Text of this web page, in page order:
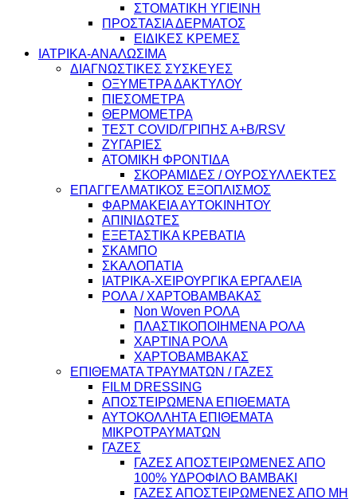
ΣΤΟΜΑΤΙΚΗ ΥΓΙΕΙΝΗ
ΠΡΟΣΤΑΣΙΑ ΔΕΡΜΑΤΟΣ
ΕΙΔΙΚΕΣ ΚΡΕΜΕΣ
ΙΑΤΡΙΚΑ-ΑΝΑΛΩΣΙΜΑ
ΔΙΑΓΝΩΣΤΙΚΕΣ ΣΥΣΚΕΥΕΣ
ΟΞΥΜΕΤΡΑ ΔΑΚΤΥΛΟΥ
ΠΙΕΣΟΜΕΤΡΑ
ΘΕΡΜΟΜΕΤΡΑ
ΤΕΣΤ COVID/ΓΡΙΠΗΣ Α+Β/RSV
ΖΥΓΑΡΙΕΣ
ΑΤΟΜΙΚΗ ΦΡΟΝΤΙΔΑ
ΣΚΟΡΑΜΙΔΕΣ / ΟΥΡΟΣΥΛΛΕΚΤΕΣ
ΕΠΑΓΓΕΛΜΑΤΙΚΟΣ ΕΞΟΠΛΙΣΜΟΣ
ΦΑΡΜΑΚΕΙΑ ΑΥΤΟΚΙΝΗΤΟΥ
ΑΠΙΝΙΔΩΤΕΣ
ΕΞΕΤΑΣΤΙΚΑ ΚΡΕΒΑΤΙΑ
ΣΚΑΜΠΟ
ΣΚΑΛΟΠΑΤΙΑ
ΙΑΤΡΙΚΑ-ΧΕΙΡΟΥΡΓΙΚΑ ΕΡΓΑΛΕΙΑ
ΡΟΛΑ / ΧΑΡΤΟΒΑΜΒΑΚΑΣ
Non Woven ΡΟΛΑ
ΠΛΑΣΤΙΚΟΠΟΙΗΜΕΝΑ ΡΟΛΑ
ΧΑΡΤΙΝΑ ΡΟΛΑ
ΧΑΡΤΟΒΑΜΒΑΚΑΣ
ΕΠΙΘΕΜΑΤΑ ΤΡΑΥΜΑΤΩΝ / ΓΑΖΕΣ
FILM DRESSING
ΑΠΟΣΤΕΙΡΩΜΕΝΑ ΕΠΙΘΕΜΑΤΑ
ΑΥΤΟΚΟΛΛΗΤΑ ΕΠΙΘΕΜΑΤΑ
ΜΙΚΡΟΤΡΑΥΜΑΤΩΝ
ΓΑΖΕΣ
ΓΑΖΕΣ ΑΠΟΣΤΕΙΡΩΜΕΝΕΣ ΑΠΟ
100% ΥΔΡΟΦΙΛΟ ΒΑΜΒΑΚΙ
ΓΑΖΕΣ ΑΠΟΣΤΕΙΡΩΜΕΝΕΣ ΑΠΟ ΜΗ